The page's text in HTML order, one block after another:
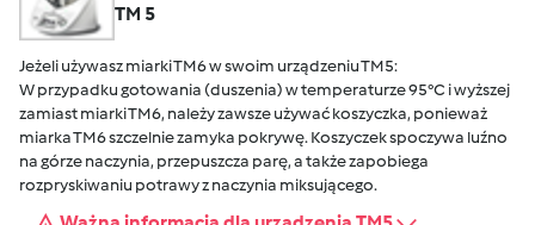
TM 5
Jeżeli używasz miarki TM6 w swoim urządzeniu TM5:
W przypadku gotowania (duszenia) w temperaturze 95°C i wyższej
zamiast miarki TM6, należy zawsze używać koszyczka, ponieważ
miarka TM6 szczelnie zamyka pokrywę. Koszyczek spoczywa luźno
na górze naczynia, przepuszcza parę, a także zapobiega
rozpryskiwaniu potrawy z naczynia miksującego.